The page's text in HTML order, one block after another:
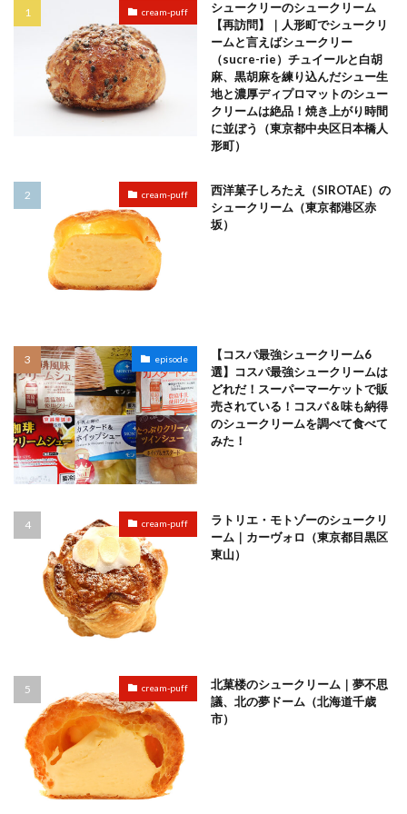
cream-puff
シュークリーのシュークリーム
【再訪問】｜人形町でシュークリ
ームと言えばシュークリー
（sucre-rie）チュイールと白胡
麻、黒胡麻を練り込んだシュー生
地と濃厚ディプロマットのシュー
クリームは絶品！焼き上がり時間
に並ぼう（東京都中央区日本橋人
形町）
cream-puff
西洋菓子しろたえ（SIROTAE）の
シュークリーム（東京都港区赤
坂）
episode
【コスパ最強シュークリーム6
選】コスパ最強シュークリームは
どれだ！スーパーマーケットで販
売されている！コスパ＆味も納得
のシュークリームを調べて食べて
みた！
cream-puff
ラトリエ・モトゾーのシュークリ
ーム｜カーヴォロ（東京都目黒区
東山）
cream-puff
北菓楼のシュークリーム｜夢不思
議、北の夢ドーム（北海道千歳
市）